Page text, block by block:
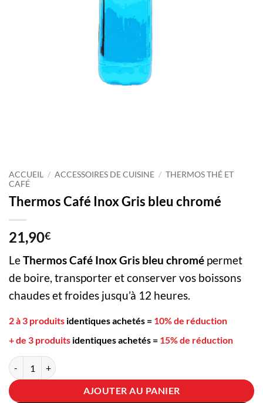
ACCUEIL / ACCESSOIRES DE CUISINE / THERMOS THÉ ET
CAFÉ
Thermos Café Inox Gris bleu chromé
21,90€
LeThermos Café Inox Gris bleu chromé permet
de boire, transporter et conserver vos boissons
chaudes et froides jusqu’à 12 heures.
2 à 3 produits identiques achetés = 10% de réduction
+ de 3 produits identiques achetés = 15% de réduction
quantité de Thermos Café Inox Gris bleu chromé
AJOUTER AU PANIER